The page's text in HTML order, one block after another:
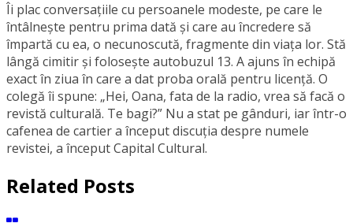
Îi plac conversaţiile cu persoanele modeste, pe care le
întâlneşte pentru prima dată şi care au încredere să
împartă cu ea, o necunoscută, fragmente din viaţa lor. Stă
lângă cimitir și foloseşte autobuzul 13. A ajuns în echipă
exact în ziua în care a dat proba orală pentru licență. O
colegă îi spune: „Hei, Oana, fata de la radio, vrea să facă o
revistă culturală. Te bagi?” Nu a stat pe gânduri, iar într-o
cafenea de cartier a început discuția despre numele
revistei, a început Capital Cultural.
Related Posts